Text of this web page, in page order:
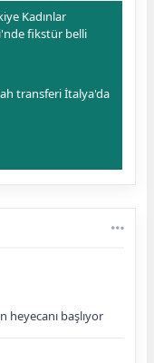
Kadınlar
fikstür belli
transferi İtalya'da
heyecanı başlıyor